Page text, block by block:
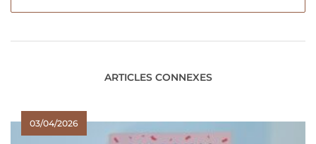
ARTICLES CONNEXES
03/04/2026